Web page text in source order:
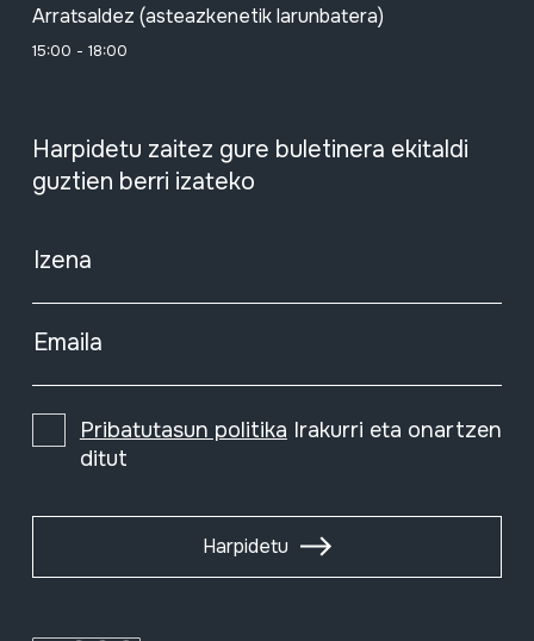
Arratsaldez (asteazkenetik larunbatera)
15:00 - 18:00
Harpidetu zaitez gure buletinera ekitaldi
guztien berri izateko
Izena
Emaila
Pribatutasun politika Irakurri eta onartzen
ditut
Harpidetu